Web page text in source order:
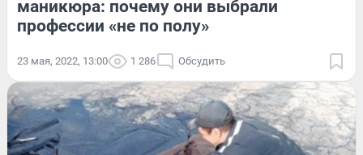
маникюра: почему они выбрали
профессии «не по полу»
23 мая, 2022, 13:00 1 286 Обсудить